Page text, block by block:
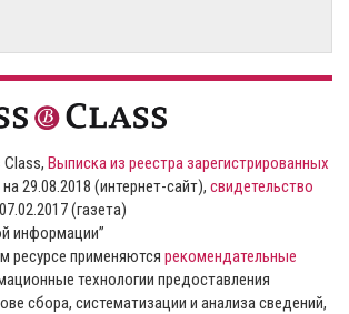
Class, Выписка из реестра зарегистрированных
29.08.2018 (интернет-сайт), свидетельство
(газета)
информации”
ресурсе применяются рекомендательные
технологии предоставления
сбора, систематизации и анализа сведений,